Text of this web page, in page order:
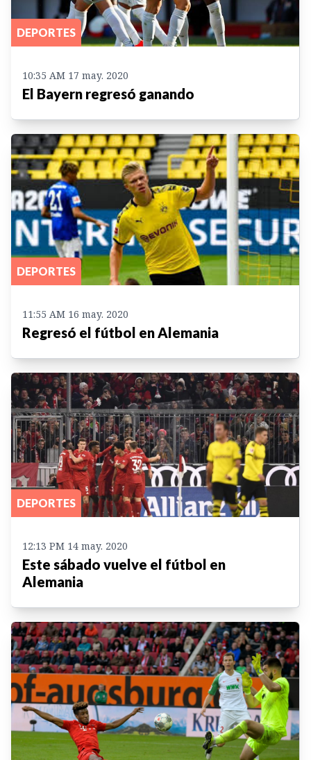
DEPORTES
10:35 AM 17 may. 2020
El Bayern regresó ganando
DEPORTES
11:55 AM 16 may. 2020
Regresó el fútbol en Alemania
DEPORTES
12:13 PM 14 may. 2020
Este sábado vuelve el fútbol en
Alemania